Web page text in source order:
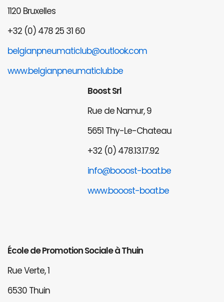
1120 Bruxelles
+32 (0) 478 25 31 60
belgianpneumaticlub@outlook.com
www.belgianpneumaticlub.be
Boost Srl
Rue de Namur, 9
5651 Thy-Le-Chateau
+32 (0) 478.13.17.92
info@booost-boat.be
www.booost-boat.be
École de Promotion Sociale à Thuin
Rue Verte, 1
6530 Thuin